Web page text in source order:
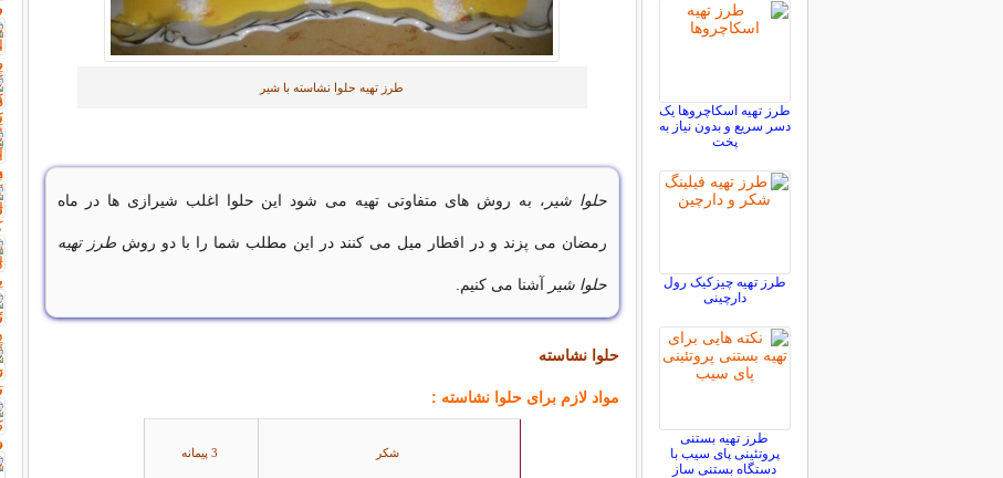
طرز تهیه حلوا نشاسته با شیر
حلوا شیر ، به روش های متفاوتی تهیه می شود این حلوا اغلب شیرازی ها در ماه
رمضان می پزند و در افطار میل می کنند در این مطلب شما را با دو روش طرز تهیه
حلوا شیر آشنا می کنیم.
حلوا نشاسته
مواد لازم برای حلوا نشاسته :
شكر
طرز تهیه اسکاچروها یک
دسر سریع و بدون نیاز به
پخت
طرز تهیه چیزکیک رول
دارچینی
طرز تهیه بستنی
پروتئینی پای سیب با
دستگاه بستنی ساز